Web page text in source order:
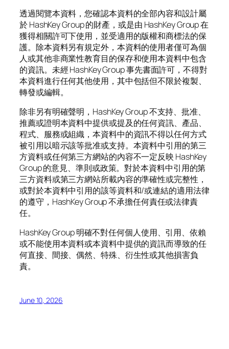
透過閱覽本資料，您確認本資料的全部內容和設計屬
於 HashKey Group 的財產，或是由 HashKey Group 在
獲得相關許可下使用，並受適用的版權和商標法的保
護。除本資料另有規定外，本資料的使用者僅可為個
人或其他非商業性教育目的保存和使用本資料中包含
的資訊。未經 HashKey Group 事先書面許可，不得對
本資料進行任何其他使用，其中包括但不限於複製、
轉發或編輯。
除非另有明確聲明，HashKey Group 不支持、批准、
推薦或證明本資料中提供或提及的任何資訊、產品、
程式、服務或組織，本資料中的資訊不得以任何方式
被引用以暗示該等批准或支持。本資料中引用的第三
方資料或任何第三方網站的內容不一定反映 HashKey
Group 的意見、準則或政策。對於本資料中引用的第
三方資料或第三方網站所載內容的準確性或完整性，
或對於本資料中引用的該等資料和/或連結的適用法律
的遵守，HashKey Group 不承擔任何責任或法律責
任。
HashKey Group 明確不對任何個人使用、引用、依賴
或不能使用本資料或本資料中提供的資訊而導致的任
何直接、間接、偶然、特殊、衍生性或其他損害負
責。
June 10, 2026